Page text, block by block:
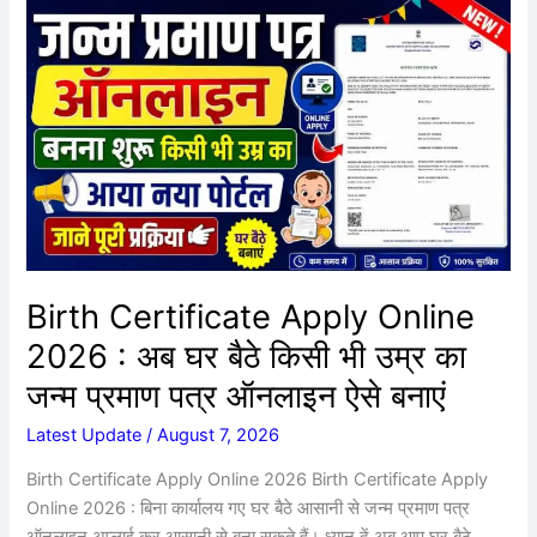
Birth Certificate Apply Online
2026 : अब घर बैठे किसी भी उम्र का
जन्म प्रमाण पत्र ऑनलाइन ऐसे बनाएं
Latest Update /August 7, 2026
Birth Certificate Apply Online 2026 Birth Certificate Apply
Online 2026 : बिना कार्यालय गए घर बैठे आसानी से जन्म प्रमाण पत्र
Birth
Certificate
Apply
Online
2026
अब
घर
किसी
भी
उम्र
का
जन्म
पत्र
ऑनलाइन
ऐसे
बनाएं